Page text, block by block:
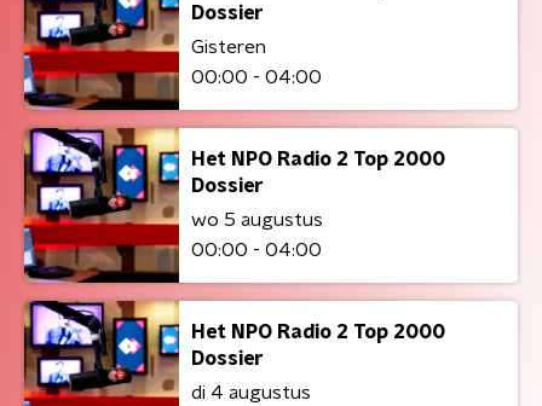
Dossier
Gisteren
00:00 - 04:00
Het NPO Radio 2 Top 2000
Dossier
wo 5 augustus
00:00 - 04:00
Het NPO Radio 2 Top 2000
Dossier
di 4 augustus